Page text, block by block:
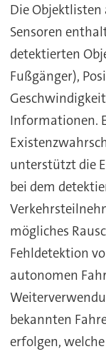
Die Objektlisten
Sensoren
detektierten
Fußgänger),
Informationen.
unterstützt die
bei dem
mögliches
Fehldetektion
autonomen
bekannten
erfolgen,